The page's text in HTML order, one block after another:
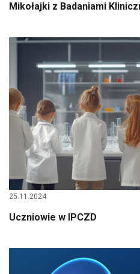
Mikołajki z Badaniami
25.11.2024
Uczniowie w IPCZD